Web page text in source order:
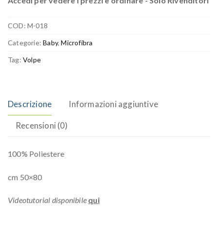
COD: M-018
Categorie:Baby,Microfibra
Tag: Volpe
Descrizione Informazioni aggiuntive
Recensioni (0)
100% Poliestere
cm 50×80
Videotutorial disponibile qui